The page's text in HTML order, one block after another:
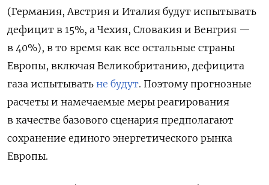
(Германия, Австрия и Италия будут испытывать
дефицит в 15%, а Чехия, Словакия и Венгрия —
в 40%), в то время как все остальные страны
Европы, включая Великобританию, дефицита
газа испытывать не будут. Поэтому прогнозные
расчеты и намечаемые меры реагирования
в качестве базового сценария предполагают
сохранение единого энергетического рынка
Европы.